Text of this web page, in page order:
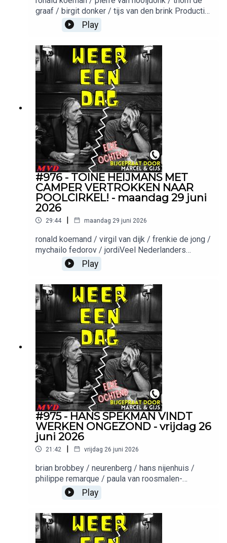
graaf / birgit donker / tijs van den brink Productie:
Meer van ditMuziek: Keez GroentemanWil je
adverteren in deze podcast? Stuur een mailtje
adverteren@meervandit.nl(Media)bureaus:
adverteren@bienmedia.nl
Play
#976 - TOINE HEIJMANS MET
CAMPER VERTROKKEN NAAR
POOLCIRKEL! - maandag 29 juni
2026
29:44 | maandag 29 juni 2026
ronald koemand / virgil van dijk / frenkie de jong /
mychailo fedorov / jordiVeel Nederlanders
betalen nog steeds voor energie via traditionele
contracten. NextEnergy laat zien dat dit ook
op nextenergy.nl en ontdek of dit bij jouw situatie
past!Productie: Meer van ditMuziek: Keez
GroentemanWil je adverteren in deze podcast?
Stuur een mailtje naar: Adverteerders (direct):
adverteren@meervandit.nl(Media)bureaus:
adverteren@bienmedia.nl
Play
#975 - HANS SPEKMAN VINDT
WERKEN ONGEZOND - vrijdag 26
juni 2026
21:42 | vrijdag 26 juni 2026
brian brobbey / neurenberg / hans nijenhuis /
philippe remarque / paula van roosmalen-
breekelmansVeel Nederlanders betalen nog
steeds voor energie via traditionele contracten.
NextEnergy laat zien dat dit ook anders kan met
dynamische energieprijzen. Kijk op nextenergy.nl
en ontdek of dit bij jouw situatie past!Productie:
Play